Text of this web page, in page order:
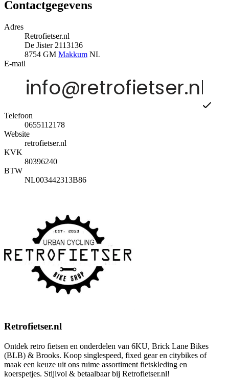
Contactgegevens
Adres
Retrofietser.nl
De Jister 2113136
8754 GM Makkum NL
E-mail
Telefoon
0655112178
Website
retrofietser.nl
KVK
80396240
BTW
NL003442313B86
Retrofietser.nl
Ontdek retro fietsen en onderdelen van 6KU, Brick Lane Bikes
(BLB) & Brooks. Koop singlespeed, fixed gear en citybikes of
maak een keuze uit ons ruime assortiment fietskleding en
koerspetjes. Stijlvol & betaalbaar bij Retrofietser.nl!